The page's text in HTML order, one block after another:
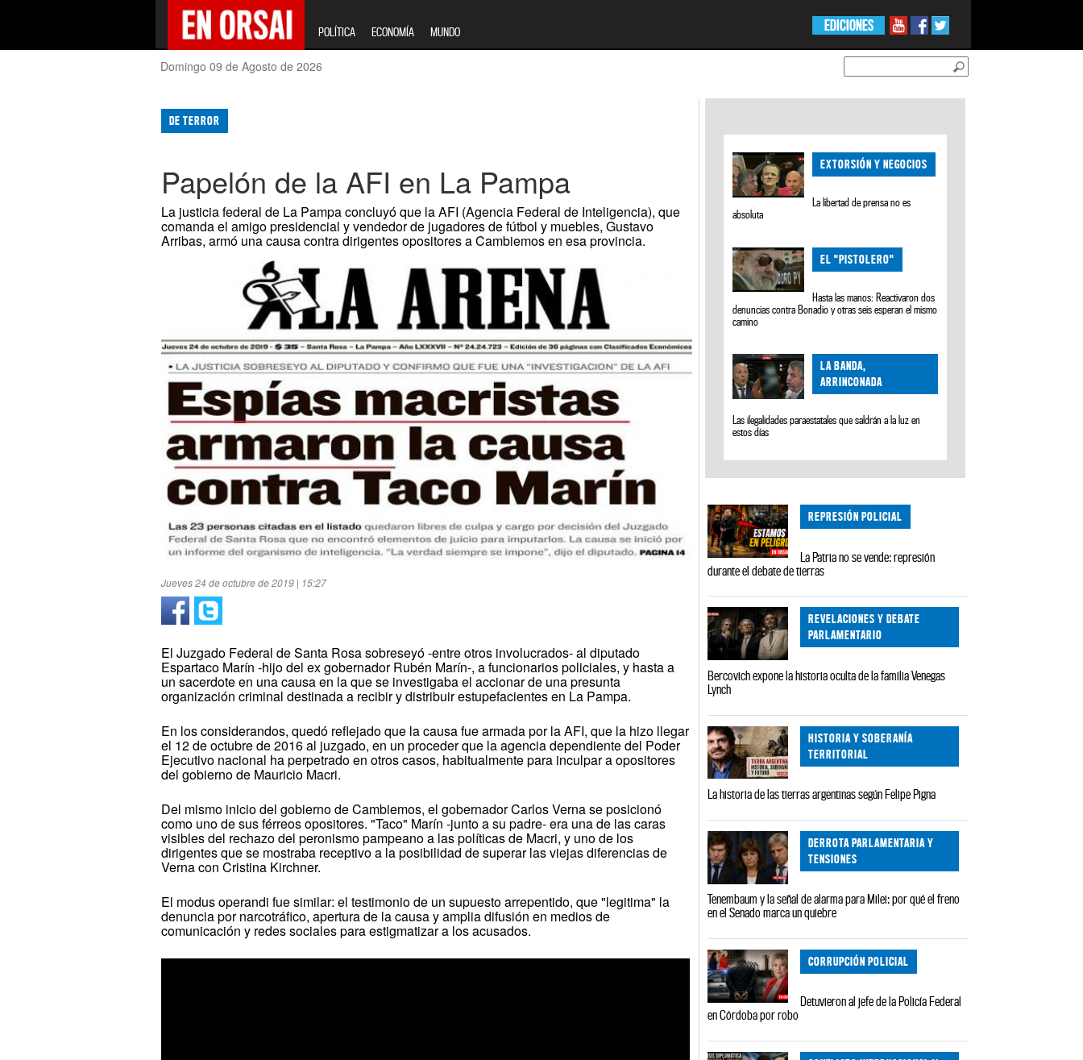
POLÍTICA ECONOMÍA MUNDO EDICIONES
Domingo 09 de Agosto de 2026
DE TERROR
Papelón de la AFI en La Pampa
La justicia federal de La Pampa concluyó que la AFI (Agencia Federal de Inteligencia), que
comanda el amigo presidencial y vendedor de jugadores de fútbol y muebles, Gustavo
Arribas, armó una causa contra dirigentes opositores a Cambiemos en esa provincia.
Jueves 24 de octubre de 2019 | 15:27
El Juzgado Federal de Santa Rosa sobreseyó -entre otros involucrados- al diputado
Espartaco Marín -hijo del ex gobernador Rubén Marín-, a funcionarios policiales, y hasta a
un sacerdote en una causa en la que se investigaba el accionar de una presunta
organización criminal destinada a recibir y distribuir estupefacientes en La Pampa.
En los considerandos, quedó reflejado que la causa fue armada por la AFI, que la hizo llegar
el 12 de octubre de 2016 al juzgado, en un proceder que la agencia dependiente del Poder
Ejecutivo nacional ha perpetrado en otros casos, habitualmente para inculpar a opositores
del gobierno de Mauricio Macri.
Del mismo inicio del gobierno de Cambiemos, el gobernador Carlos Verna se posicionó
como uno de sus férreos opositores. "Taco" Marín -junto a su padre- era una de las caras
visibles del rechazo del peronismo pampeano a las políticas de Macri, y uno de los
dirigentes que se mostraba receptivo a la posibilidad de superar las viejas diferencias de
Verna con Cristina Kirchner.
El modus operandi fue similar: el testimonio de un supuesto arrepentido, que "legitima" la
denuncia por narcotráfico, apertura de la causa y amplia difusión en medios de
comunicación y redes sociales para estigmatizar a los acusados.
EXTORSIÓN Y NEGOCIOS
La libertad de prensa no es
absoluta
EL "PISTOLERO"
Hasta las manos: Reactivaron dos
denuncias contra Bonadio y otras seis esperan el mismo
camino
LA BANDA,
ARRINCONADA
Las ilegalidades paraestatales que saldrán a la luz en
estos días
REPRESIÓN POLICIAL
La Patria no se vende: represión
durante el debate de tierras
REVELACIONES Y DEBATE
PARLAMENTARIO
Bercovich expone la historia oculta de la familia Venegas
Lynch
HISTORIA Y SOBERANÍA
TERRITORIAL
La historia de las tierras argentinas según Felipe Pigna
DERROTA PARLAMENTARIA Y
TENSIONES
Tenembaum y la señal de alarma para Milei: por qué el freno
en el Senado marca un quiebre
CORRUPCIÓN POLICIAL
Detuvieron al jefe de la Policía Federal
en Córdoba por robo